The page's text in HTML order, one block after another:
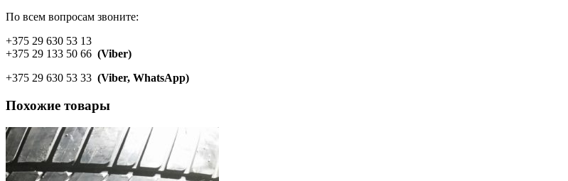
По всем вопросам звоните:
+375 29 630 53 13
+375 29 133 50 66 (Viber)
+375 29 630 53 33 (Viber, WhatsApp)
Похожие товары